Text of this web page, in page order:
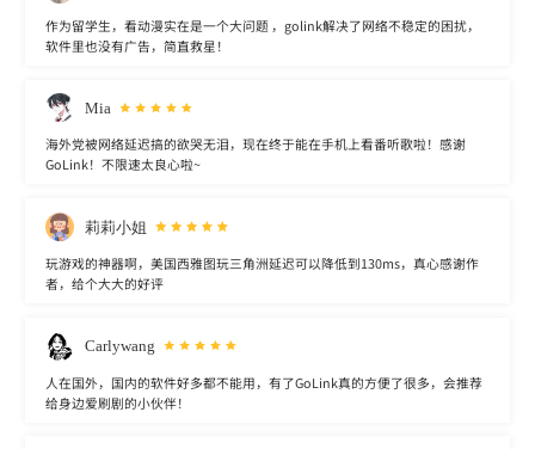
作为留学生，看动漫实在是一个大问题 ，golink解决了网络不稳定的困扰，
软件里也没有广告，简直救星！
Mia
海外党被网络延迟搞的欲哭无泪，现在终于能在手机上看番听歌啦！感谢
GoLink！不限速太良心啦~
莉莉小姐
玩游戏的神器啊，美国西雅图玩三角洲延迟可以降低到130ms，真心感谢作
者，给个大大的好评
Carlywang
人在国外，国内的软件好多都不能用，有了GoLink真的方便了很多，会推荐
给身边爱刷剧的小伙伴！